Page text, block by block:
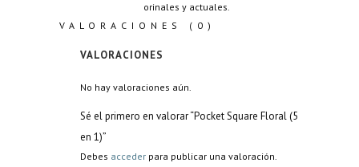
orinales y actuales.
VALORACIONES (0)
VALORACIONES
No hay valoraciones aún.
Sé el primero en valorar “Pocket Square Floral (5
en 1)”
Debes acceder para publicar una valoración.